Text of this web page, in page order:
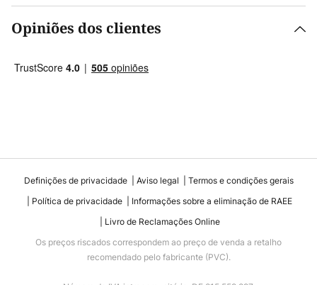
Opiniões dos clientes
Definições de privacidade Aviso legal
Termos e condições gerais
Política de privacidade
Informações sobre a eliminação de RAEE
Livro de Reclamações Online
Os preços riscados correspondem ao preço de venda a retalho
recomendado pelo fabricante (PVC).